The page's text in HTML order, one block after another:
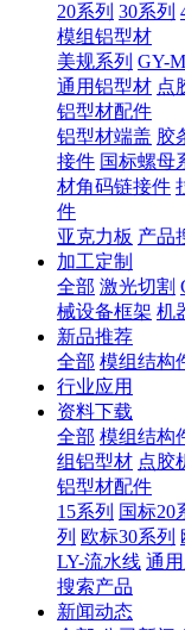
20系列 30系列
模组铝型材
美规系列 GY-
通用铝型材 点
铝型材配件
铝型材端盖 胶
接件 国标螺母
材角码链接件
件
亚克力板 产品
加工定制
全部 激光切割
械设备框架 机
新品推荐
全部 模组结构
行业应用
资料下载
全部 模组结构
组铝型材 点胶
铝型材配件
15系列 国标20
列 欧标30系列
LY-流水线 通
搜索产品
新闻动态